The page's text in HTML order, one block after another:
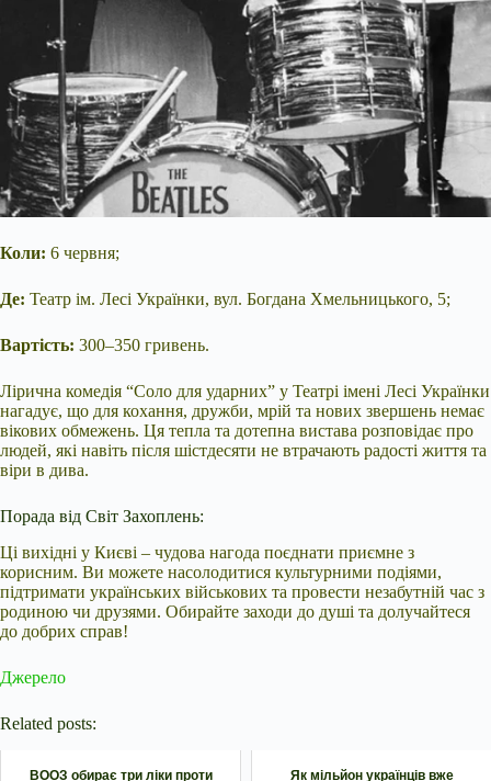
Коли: 6 червня;
Де: Театр ім. Лесі Українки, вул. Богдана Хмельницького, 5;
Вартість: 300–350 гривень.
Лірична комедія “Соло для ударних” у Театрі імені Лесі Українки
нагадує, що для кохання, дружби, мрій та нових звершень немає
вікових обмежень. Ця тепла та дотепна вистава розповідає про
людей, які навіть після шістдесяти не втрачають радості життя та
віри в дива.
Порада від Світ Захоплень:
Ці вихідні у Києві – чудова нагода поєднати приємне з
корисним. Ви можете насолодитися культурними подіями,
підтримати українських військових та провести незабутній час з
родиною чи друзями. Обирайте заходи до душі та долучайтеся
до добрих справ!
Джерело
Related posts:
ВООЗ обирає три ліки проти
Як мільйон українців вже